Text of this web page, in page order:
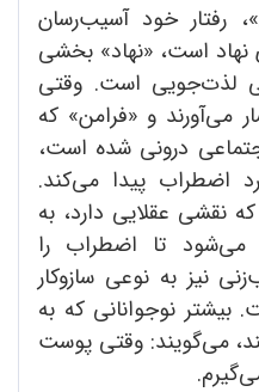
رفتار خود آسیب‌رسان
است، «نهاد» بخشی
لذت‌جویی است. وقتی
می‌آورند و «فرامن» که
درونی شده است،
اضطراب پیدا می‌کند.
عقلایی دارد، به
می‌شود تا اضطراب را
نیز به نوعی سازوکار
بیشتر نوجوانانی که به
می‌گویند: وقتی پوست